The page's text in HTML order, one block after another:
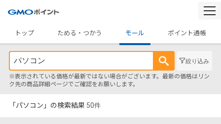
トップ
ためる・つかう モール ポイント通帳
絞り込み
※表示されている価格が最新ではない場合がございます。最新の価格はリン
ク先の商品詳細ページでご確認をお願いします。
「パソコン」の検索結果 50件